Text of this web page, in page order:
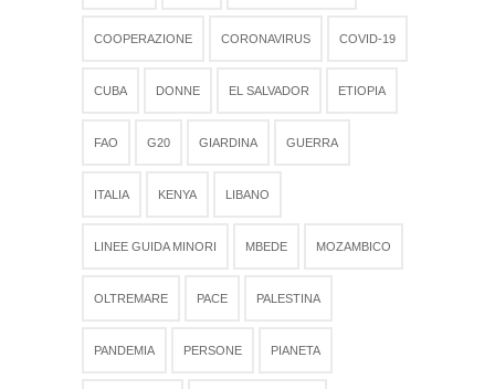
COOPERAZIONE CORONAVIRUS COVID-19
CUBA DONNE EL SALVADOR ETIOPIA
FAO G20 GIARDINA GUERRA
ITALIA KENYA LIBANO
LINEE GUIDA MINORI MBEDE MOZAMBICO
OLTREMARE PACE PALESTINA
PANDEMIA PERSONE PIANETA